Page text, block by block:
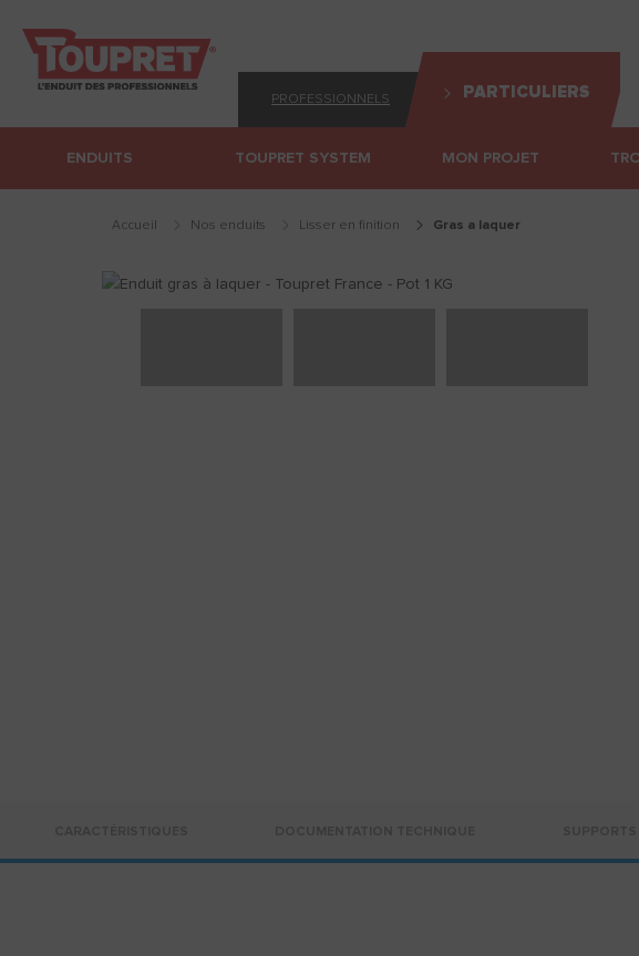
PROFESSIONNELS PARTICULIERS
ENDUITS TOUPRET SYSTEM MON PROJET
Accueil Nos enduits lisser en finition
gras a laquer